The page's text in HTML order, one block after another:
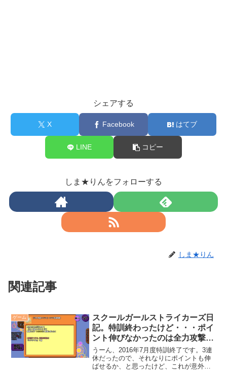
シェアする
X Facebook はてブ
LINE コピー
しま★りんをフォローする
しま★りん
関連記事
ゲーム
スクールガールストライカーズ日
記。特訓終わったけど・・・ポイ
ント伸びなかったのは全力攻撃の
せい？
うーん、2016年7月度特訓終了です。3連
休だったので、それなりにポイントも伸
ばせるか、と思ったけど、これが意外に